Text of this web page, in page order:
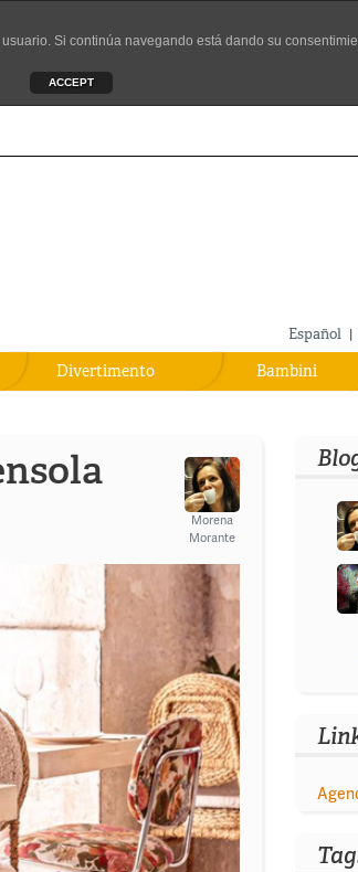
Si continúa navegando está dando su
ACCEPT
Español
Bambini
Divertimento
Morena
Morante